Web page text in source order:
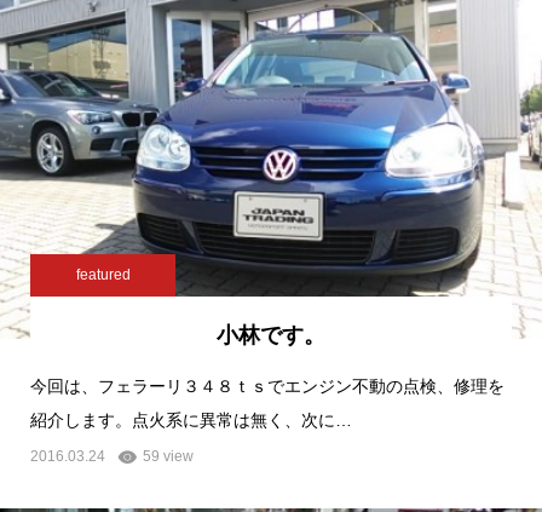
featured
小林です。
今回は、フェラーリ３４８ｔｓでエンジン不動の点検、修理を
紹介します。点火系に異常は無く、次に…
2016.03.24 59 view